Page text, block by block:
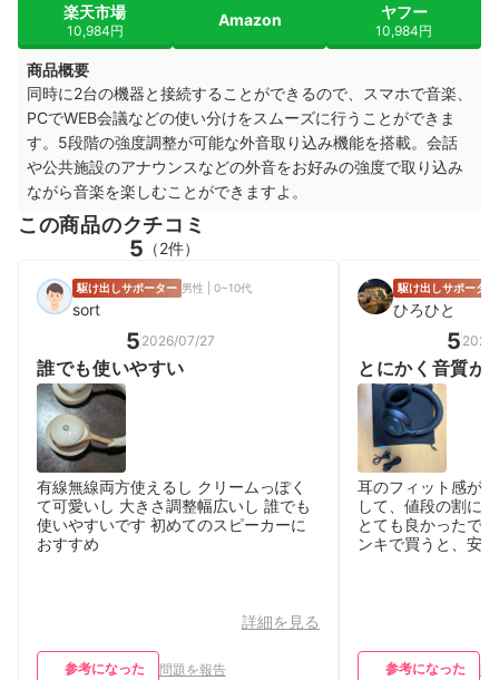
楽天市場
10,984円
Amazon ヤフー
10,984円
商品概要
同時に2台の機器と接続することができるので、スマホで音楽、
PCでWEB会議などの使い分けをスムーズに行うことができま
す。5段階の強度調整が可能な外音取り込み機能を搭載。会話
や公共施設のアナウンスなどの外音をお好みの強度で取り込み
ながら音楽を楽しむことができますよ。
この商品のクチコミ
5 （2件）
駆け出しサポーター 男性 | 0~10代
sort
5 2026/07/27
誰でも使いやすい
有線無線両方使えるし クリームっぽく
て可愛いし 大きさ調整幅広いし 誰でも
使いやすいです 初めてのスピーカーに
おすすめ
詳細を見る
参考になった 問題を報告
駆け出しサポーター
ひろひと
5
とにかく音質が
耳のフィット感が
して、値段の割に
とても良かったで
ンキで買うと、安
参考になった